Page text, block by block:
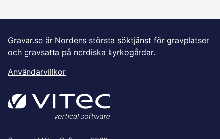
Gravar.se är Nordens största söktjänst för gravplatser
och gravsatta på nordiska kyrkogårdar.
Användarvillkor